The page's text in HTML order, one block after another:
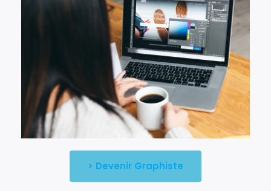
> Devenir Graphiste